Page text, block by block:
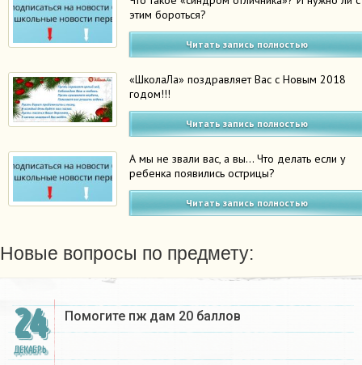
этим бороться?
Читать запись полностью
«ШколаЛа» поздравляет Вас с Новым 2018
годом!!!
Читать запись полностью
А мы не звали вас, а вы… Что делать если у
ребенка появились острицы?
Читать запись полностью
Новые вопросы по предмету:
24
ДЕКАБРЬ
Помогите пж дам 20 баллов ​